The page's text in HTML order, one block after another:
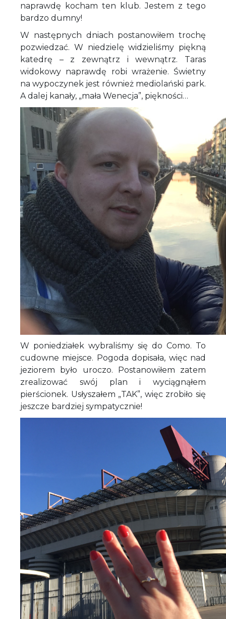
naprawdę kocham ten klub. Jestem z tego
bardzo dumny!
W następnych dniach postanowiłem trochę
pozwiedzać. W niedzielę widzieliśmy piękną
katedrę – z zewnątrz i wewnątrz. Taras
widokowy naprawdę robi wrażenie. Świetny
na wypoczynek jest również mediolański park.
A dalej kanały, „mała Wenecja”, piękności…
W poniedziałek wybraliśmy się do Como. To
cudowne miejsce. Pogoda dopisała, więc nad
jeziorem było uroczo. Postanowiłem zatem
zrealizować swój plan i wyciągnąłem
pierścionek. Usłyszałem „TAK”, więc zrobiło się
jeszcze bardziej sympatycznie!